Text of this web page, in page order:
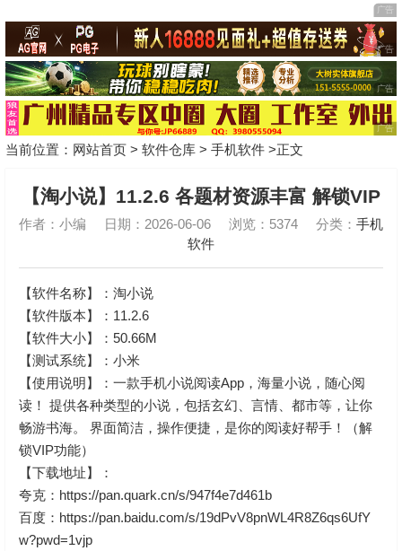
当前位置： 网站首页 > 软件仓库 > 手机软件 >正文
【淘小说】11.2.6 各题材资源丰富 解锁VIP
作者：小编 日期：2026-06-06 浏览：5374 分类： 手机
软件
【软件名称】：淘小说
【软件版本】：11.2.6
【软件大小】：50.66M
【测试系统】：小米
【使用说明】：一款手机小说阅读App，海量小说，随心阅
读！ 提供各种类型的小说，包括玄幻、言情、都市等，让你
畅游书海。 界面简洁，操作便捷，是你的阅读好帮手！（解
锁VIP功能）
【下载地址】：
夸克：https://pan.quark.cn/s/947f4e7d461b
百度：https://pan.baidu.com/s/19dPvV8pnWL4R8Z6qs6UfY
w?pwd=1vjp